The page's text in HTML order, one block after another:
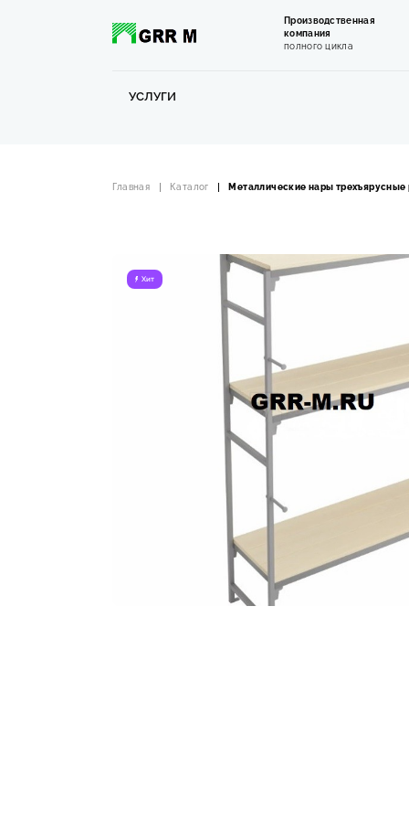
Производственная
компания
полного цикла
УСЛУГИ
Главная Каталог Металлические нары трехъярусные
Хит